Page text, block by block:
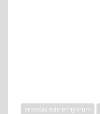
arkadaş edinemiyorum